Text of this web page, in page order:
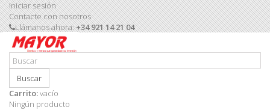
Iniciar sesión
Contacte con nosotros
Llámanos ahora:+34 921 14 21 04
Buscar
Carrito:vacío
Ningún producto